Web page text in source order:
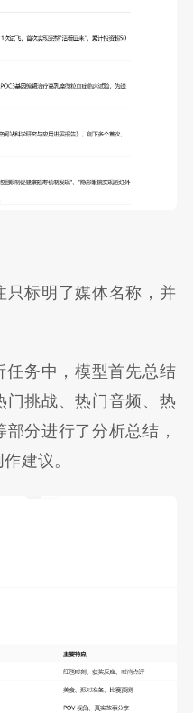
只标明了媒体名称，并
任务中，模型首先总结
门挑战、热门音频、热
分进行了分析总结，
建议。